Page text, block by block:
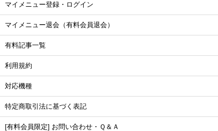
マイメニュー登録・ログイン
マイメニュー退会（有料会員退会）
有料記事一覧
利用規約
対応機種
特定商取引法に基づく表記
[有料会員限定] お問い合わせ・Ｑ＆Ａ